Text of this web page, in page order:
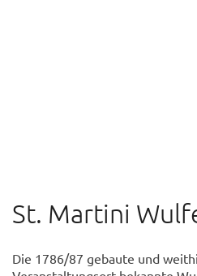
St. Martini
Die 1786/87 gebaute und